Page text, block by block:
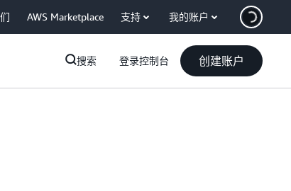
AWS Marketplace 支持 我的账户
搜索 登录控制台 创建账户